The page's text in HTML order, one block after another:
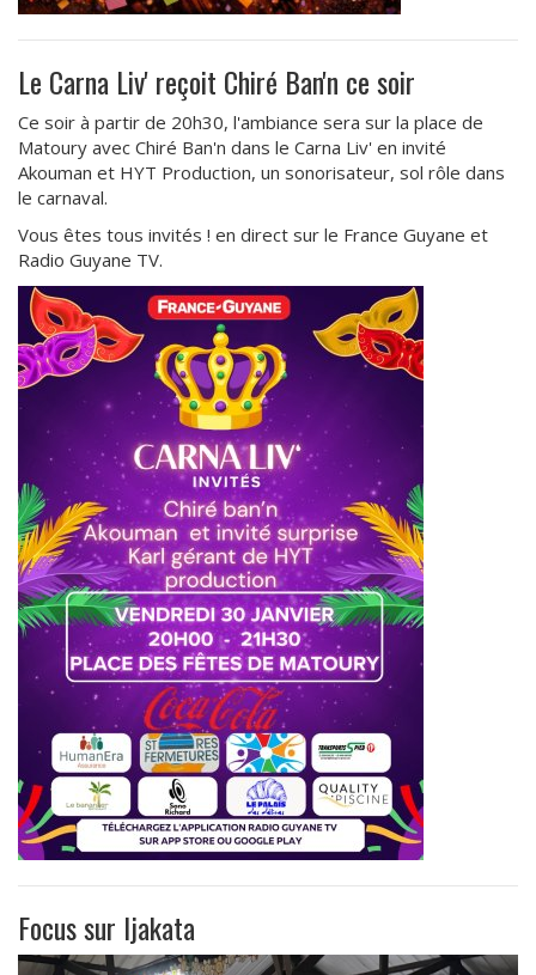
Le Carna Liv' reçoit Chiré Ban'n ce soir
Ce soir à partir de 20h30, l'ambiance sera sur la place de
Matoury avec Chiré Ban'n dans le Carna Liv' en invité
Akouman et HYT Production, un sonorisateur, sol rôle dans
le carnaval.
Vous êtes tous invités ! en direct sur le France Guyane et
Radio Guyane TV.
Focus sur Ijakata